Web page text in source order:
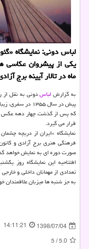
لباس دونی: نمایشگاه
یكی از پیشروان
ماه در تالار آیینه برج
به گزارشلباسدونی به نقل از
پیش در سال
كه پس از گذشت چهار دهه عكس
قرار می گیرد.
نمایشگاه «ایران از دریچه
صورت دوره ای به نمایش خواهد
افتتاحیه این نمایشگاه روز یكشنبه
به جز شنبه ها میزبان علاقمندان
1398/07/04
14:11:21
5.0
/
5